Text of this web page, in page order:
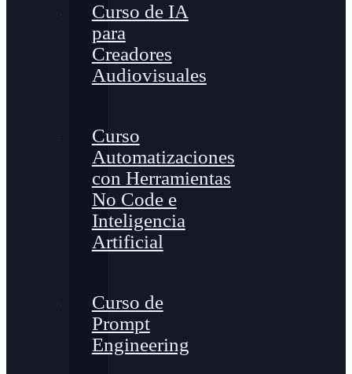
Curso de IA
para
Creadores
Audiovisuales
Curso
Automatizaciones
con Herramientas
No Code e
Inteligencia
Artificial
Curso de
Prompt
Engineering